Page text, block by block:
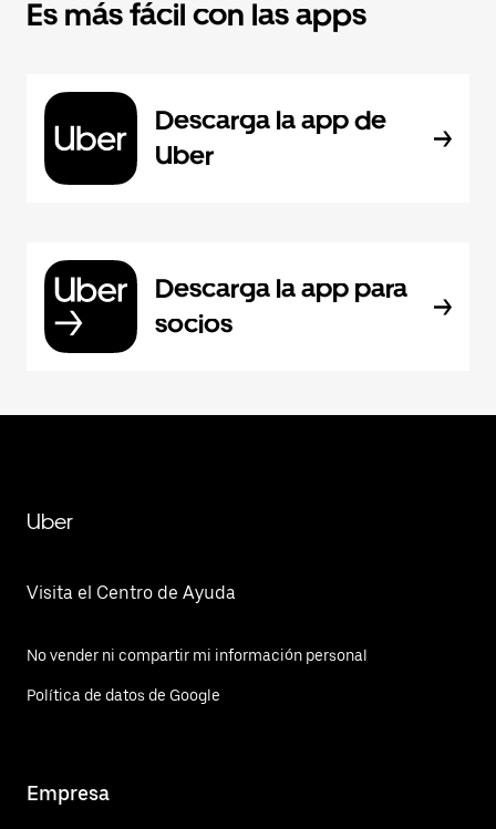
Es más fácil con las apps
Descarga la app de
Uber
Descarga la app para
socios
Uber
Visita el Centro de Ayuda
No vender ni compartir mi información personal
Política de datos de Google
Empresa